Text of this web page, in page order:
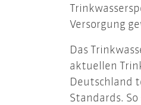
Versorgung
Das
aktuellen
Deutschland
Standards.